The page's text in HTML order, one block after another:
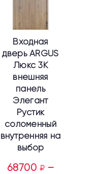
Входная
дверь ARGUS
Люкс 3К
внешняя
панель
Элегант
Рустик
соломенный
внутренняя на
выбор
68700 ₽ –
Опции
можно
выбрать
на
странице
товара.